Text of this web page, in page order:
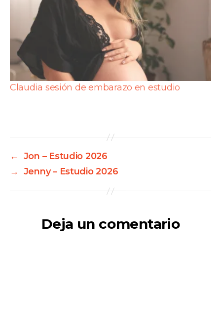
Claudia sesión de embarazo en estudio
← Jon – Estudio 2026
→ Jenny – Estudio 2026
Deja un comentario